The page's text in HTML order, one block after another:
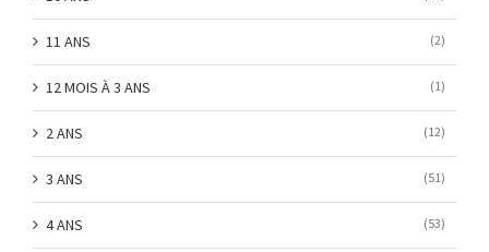
11 ANS (2)
12 MOIS À 3 ANS (1)
2 ANS (12)
3 ANS (51)
4 ANS (53)